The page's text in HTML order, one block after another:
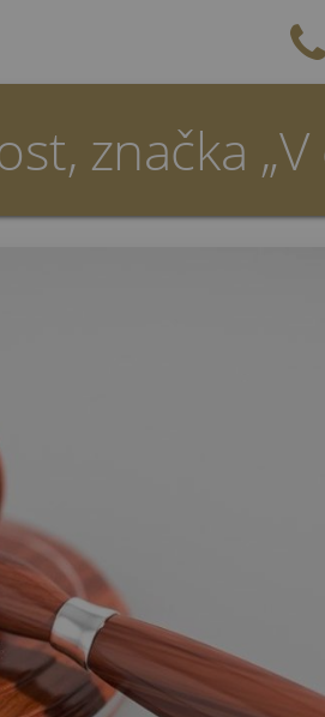
značka „V